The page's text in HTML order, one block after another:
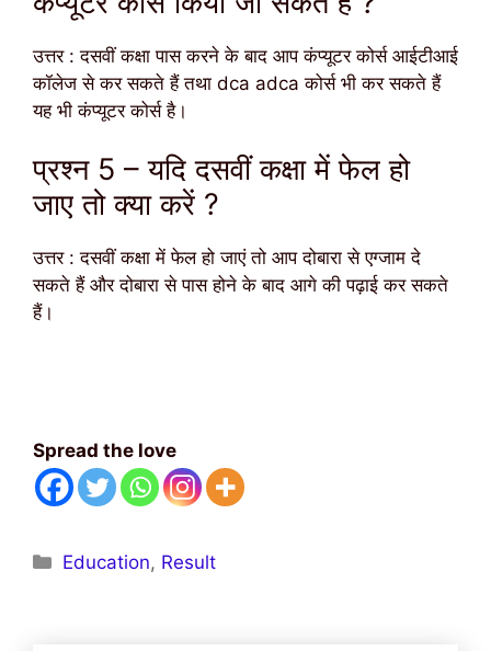
उत्तर : दसवीं कक्षा पास करने के बाद आप कंप्यूटर कोर्स आईटीआई
कॉलेज से कर सकते हैं तथा dca adca कोर्स भी कर सकते हैं
यह भी कंप्यूटर कोर्स है।
प्रश्न 5 – यदि दसवीं कक्षा में फेल हो
जाए तो क्या करें ?
उत्तर : दसवीं कक्षा में फेल हो जाएं तो आप दोबारा से एग्जाम दे
सकते हैं और दोबारा से पास होने के बाद आगे की पढ़ाई कर सकते
हैं।
Spread the love
Categories
Education, Result